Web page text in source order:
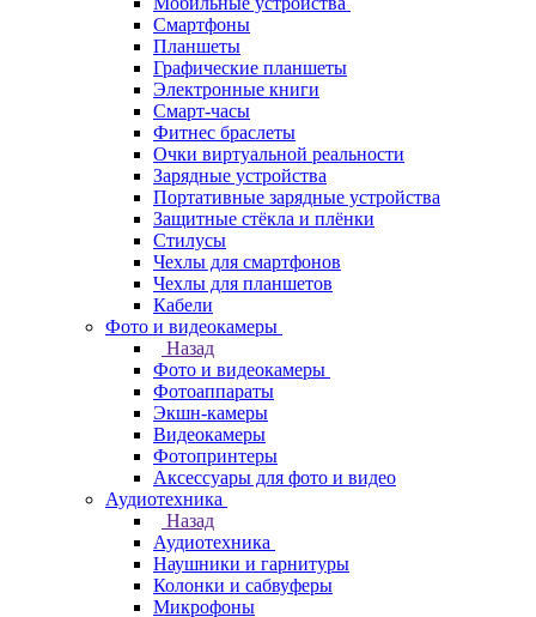
Смартфоны
Планшеты
Графические планшеты
Электронные книги
Смарт-часы
Фитнес браслеты
Очки виртуальной реальности
Зарядные устройства
Портативные зарядные устройства
Защитные стёкла и плёнки
Стилусы
Чехлы для смартфонов
Чехлы для планшетов
Кабели
Фото и видеокамеры
Назад
Фото и видеокамеры
Фотоаппараты
Экшн-камеры
Видеокамеры
Фотопринтеры
Аксессуары для фото и видео
Аудиотехника
Назад
Аудиотехника
Наушники и гарнитуры
Колонки и сабвуферы
Микрофоны